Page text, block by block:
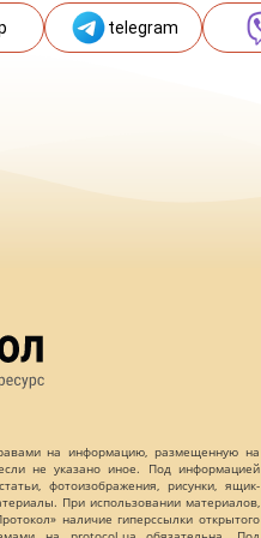
telegram
на информацию, размещенную на
не указано иное. Под информацией
фотоизображения, рисунки, ящик-
При использовании материалов,
наличие гиперссылки открытого